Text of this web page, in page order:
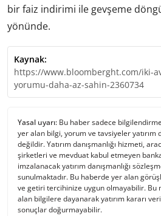
bir faiz indirimi ile gevşeme
yönünde.
Kaynak:
https://www.bloomberght.com/iki-
yorumu-daha-az-sahin-2360734
Yasal uyarı: Bu haber sadece
yer alan bilgi, yorum ve tavsiyeler yatırım
değildir. Yatırım danışmanlığı hizmeti,
şirketleri ve mevduat kabul etmeyen
imzalanacak yatırım danışmanlığı
sunulmaktadır. Bu haberde yer alan
ve getiri tercihinize uygun olmayabilir. Bu
alan bilgilere dayanarak yatırım kararı
sonuçlar doğurmayabilir.